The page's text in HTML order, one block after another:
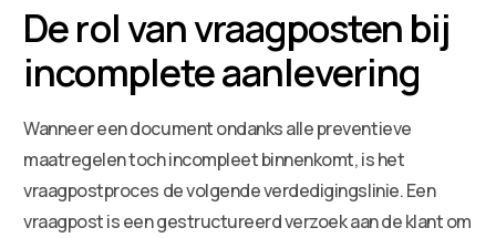
De rol van vraagposten bij
incomplete aanlevering
Wanneer een document ondanks alle preventieve
maatregelen toch incompleet binnenkomt, is het
vraagpostproces de volgende verdedigingslinie. Een
vraagpost is een gestructureerd verzoek aan de klant om